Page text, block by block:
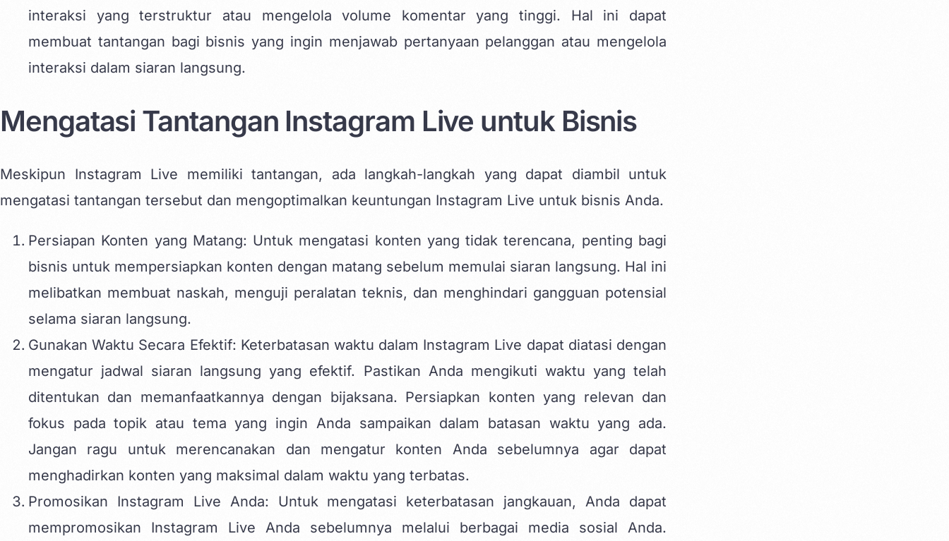
interaksi yang terstruktur atau mengelola volume komentar yang tinggi. Hal ini dapat
membuat tantangan bagi bisnis yang ingin menjawab pertanyaan pelanggan atau mengelola
interaksi dalam siaran langsung.
Mengatasi Tantangan Instagram Live untuk Bisnis
Meskipun Instagram Live memiliki tantangan, ada langkah-langkah yang dapat diambil untuk
mengatasi tantangan tersebut dan mengoptimalkan keuntungan Instagram Live untuk bisnis Anda.
Persiapan Konten yang Matang: Untuk mengatasi konten yang tidak terencana, penting bagi
bisnis untuk mempersiapkan konten dengan matang sebelum memulai siaran langsung. Hal ini
melibatkan membuat naskah, menguji peralatan teknis, dan menghindari gangguan potensial
selama siaran langsung.
Gunakan Waktu Secara Efektif: Keterbatasan waktu dalam Instagram Live dapat diatasi dengan
mengatur jadwal siaran langsung yang efektif. Pastikan Anda mengikuti waktu yang telah
ditentukan dan memanfaatkannya dengan bijaksana. Persiapkan konten yang relevan dan
fokus pada topik atau tema yang ingin Anda sampaikan dalam batasan waktu yang ada.
Jangan ragu untuk merencanakan dan mengatur konten Anda sebelumnya agar dapat
menghadirkan konten yang maksimal dalam waktu yang terbatas.
Promosikan Instagram Live Anda: Untuk mengatasi keterbatasan jangkauan, Anda dapat
mempromosikan Instagram Live Anda sebelumnya melalui berbagai media sosial Anda.